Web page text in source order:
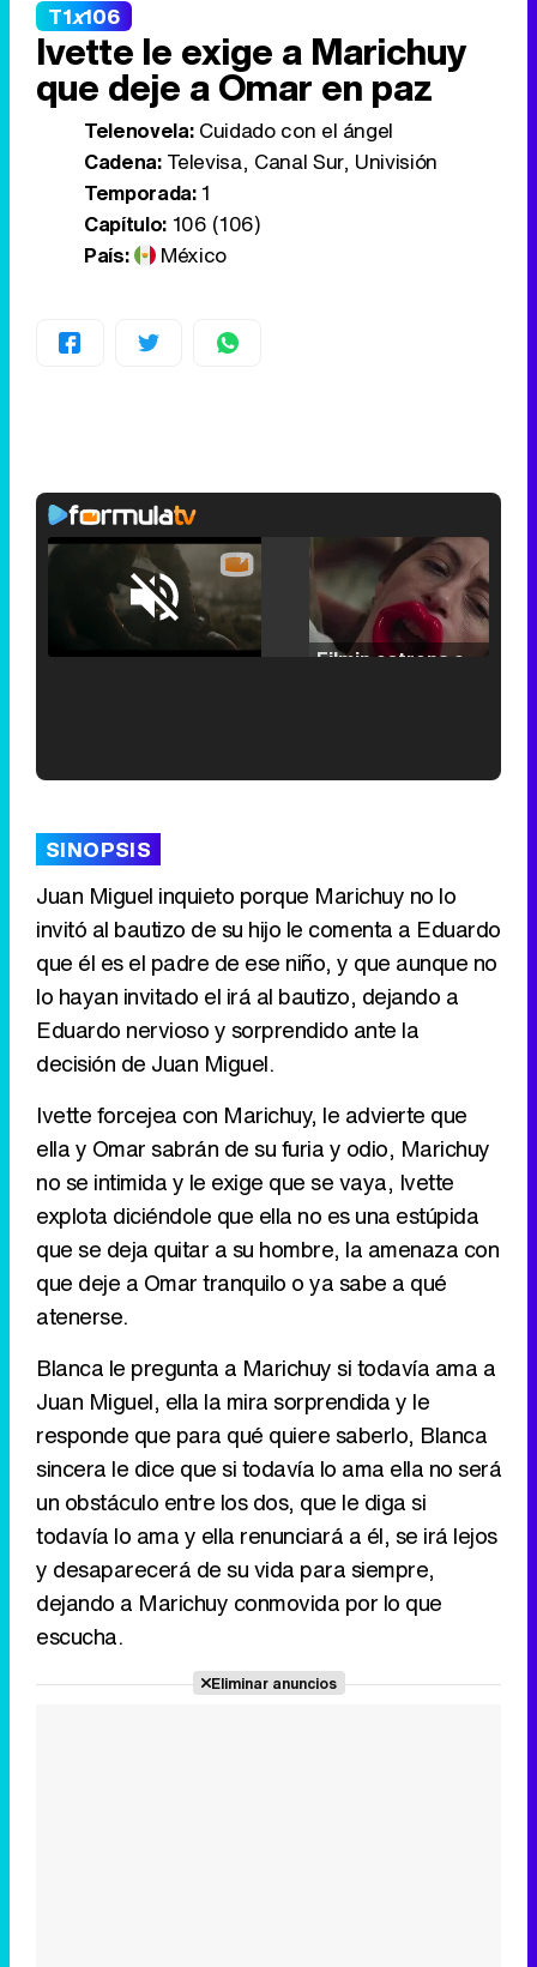
T1x106
Ivette le exige a Marichuy
que deje a Omar en paz
Telenovela:Cuidado con el ángel
Cadena:Televisa, Canal Sur, Univisión
Temporada:1
Capítulo:106 (106)
País:
México
Unmute /
Loaded:
25.30%
Tráiler de '33 días', la nueva serie de Atresplayer con Julián Villagrán y José Manuel Poga
Tráiler de la tercera temporada de 'The Walking Dead: Dead City' de AMC+
SINOPSIS
Juan Miguel inquieto porque Marichuy no lo
invitó al bautizo de su hijo le comenta a Eduardo
que él es el padre de ese niño, y que aunque no
lo hayan invitado el irá al bautizo, dejando a
Eduardo nervioso y sorprendido ante la
decisión de Juan Miguel.
Ivette forcejea con Marichuy, le advierte que
ella y Omar sabrán de su furia y odio, Marichuy
no se intimida y le exige que se vaya, Ivette
explota diciéndole que ella no es una estúpida
que se deja quitar a su hombre, la amenaza con
que deje a Omar tranquilo o ya sabe a qué
atenerse.
Blanca le pregunta a Marichuy si todavía ama a
Juan Miguel, ella la mira sorprendida y le
responde que para qué quiere saberlo, Blanca
sincera le dice que si todavía lo ama ella no será
un obstáculo entre los dos, que le diga si
todavía lo ama y ella renunciará a él, se irá lejos
y desaparecerá de su vida para siempre,
dejando a Marichuy conmovida por lo que
escucha.
Eliminar anuncios